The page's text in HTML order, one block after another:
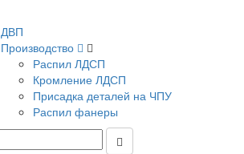
ДВП
Производство
Распил ЛДСП
Кромление ЛДСП
Присадка деталей на ЧПУ
Распил фанеры